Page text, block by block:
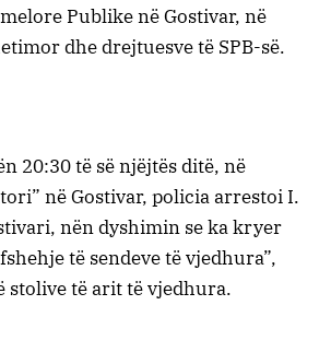
Publike në Gostivar, në
dhe drejtuesve të SPB-së.
20:30 të së njëjtës ditë, në
në Gostivar, policia arrestoi I.
nën dyshimin se ka kryer
të sendeve të vjedhura”,
stolive të arit të vjedhura.